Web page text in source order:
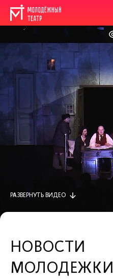
РАЗВЕРНУТЬ ВИДЕО
НОВОСТИ
МОЛОДЕЖКИ